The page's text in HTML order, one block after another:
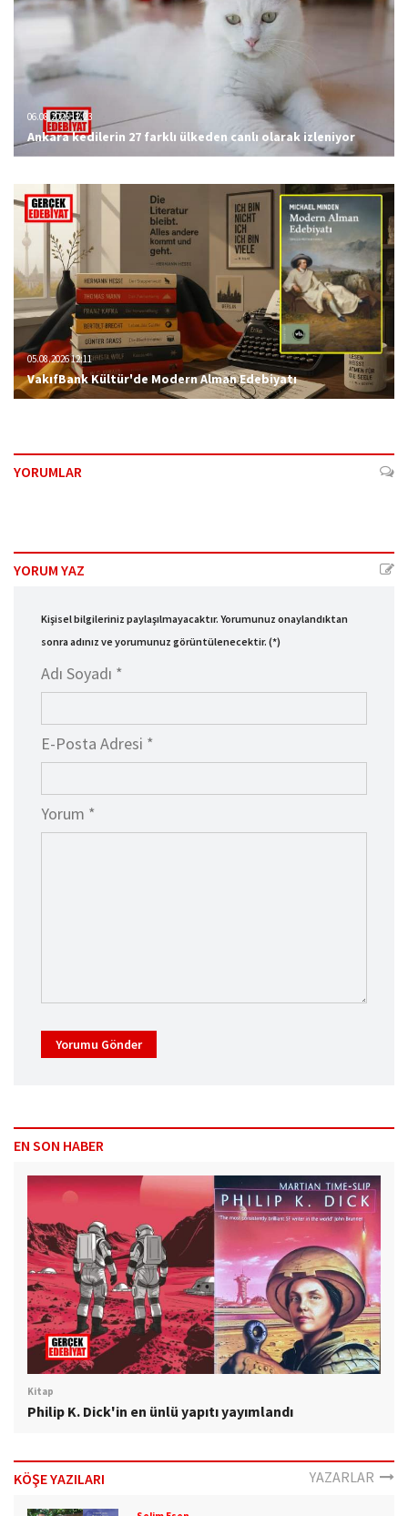
06.08.2026 12:23
Ankara kedilerin 27 farklı ülkeden canlı olarak izleniyor
05.08.2026 12:11
VakıfBank Kültür'de Modern Alman Edebiyatı
YORUMLAR
YORUM YAZ
Kişisel bilgileriniz paylaşılmayacaktır. Yorumunuz onaylandıktan
sonra adınız ve yorumunuz görüntülenecektir. (*)
Adı Soyadı *
E-Posta Adresi *
Yorum *
Yorumu Gönder
EN SON HABER
Kitap
Philip K. Dick'in en ünlü yapıtı yayımlandı
KÖŞE YAZILARI YAZARLAR